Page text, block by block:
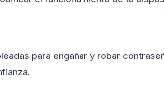
para engañar y robar